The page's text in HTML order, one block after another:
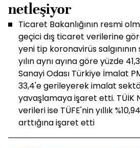
netleşiyor
Ticaret Bakanlığının resmi
geçici dış ticaret verilerine
yeni tip koronavirüs
yılın aynı ayına göre yüzde
Sanayi Odası Türkiye İmalat
33,4'e gerileyerek imalat
yavaşlamaya işaret etti. TÜİK
verileri ise TÜFE'nin yıllık
arttığına işaret etti